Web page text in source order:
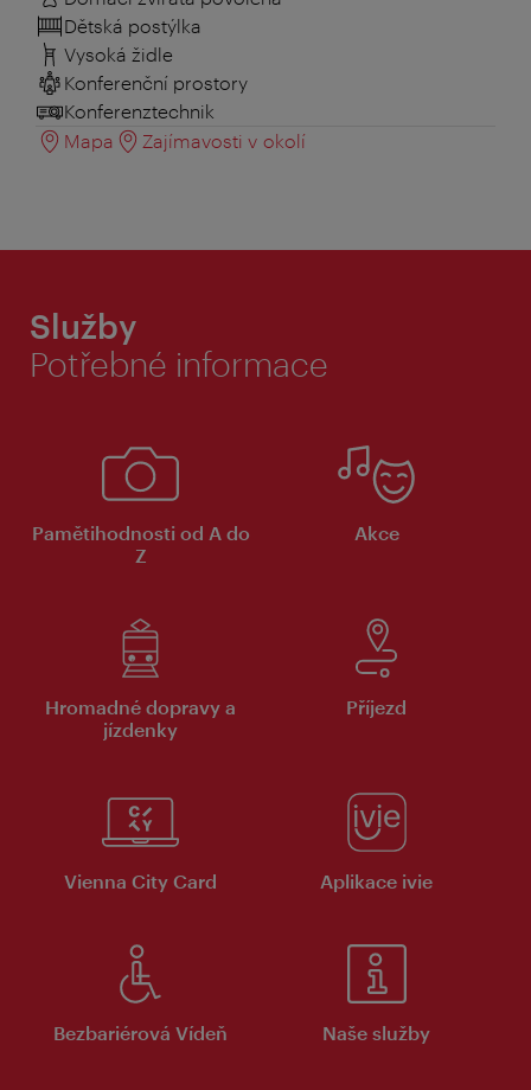
Dětská postýlka
Vysoká židle
Konferenční prostory
Konferenztechnik
Mapa
Zajímavosti v okolí
Služby
Potřebné informace
Pamětihodnosti od A do
Z
Akce
Hromadné dopravy a
jízdenky
Příjezd
Vienna City Card Aplikace ivie
Bezbariérová Vídeň Naše služby